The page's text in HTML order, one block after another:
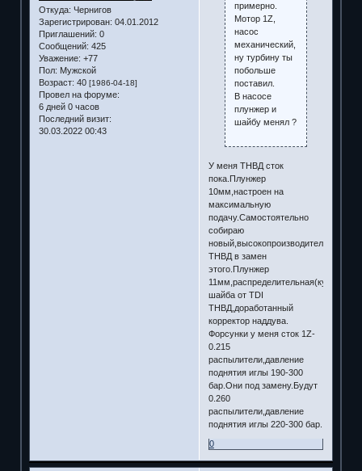
Откуда: Чернигов
Зарегистрирован: 04.01.2012
Приглашений: 0
Сообщений: 425
Уважение: +77
Пол: Мужской
Возраст: 40 [1986-04-18]
Провел на форуме:
6 дней 0 часов
Последний визит:
30.03.2022 00:43
примерно.
Мотор 1Z,
насос
механический,
ну турбину ты
побольше
поставил.
В насосе
плунжер и
шайбу менял ?
У меня ТНВД сток
пока.Плунжер
10мм,настроен на
максимальную
подачу.Самостоятельно
собираю
новый,высокопроизводительный
ТНВД в замен
этого.Плунжер
шайба от TDI
ТНВД,доработанный
корректор наддува.
Форсунки у меня сток 1Z-
0.215
распылители,давление
поднятия иглы 190-300
бар.Они под замену.Будут
0.260
распылители,давление
поднятия иглы 220-300 бар.
0